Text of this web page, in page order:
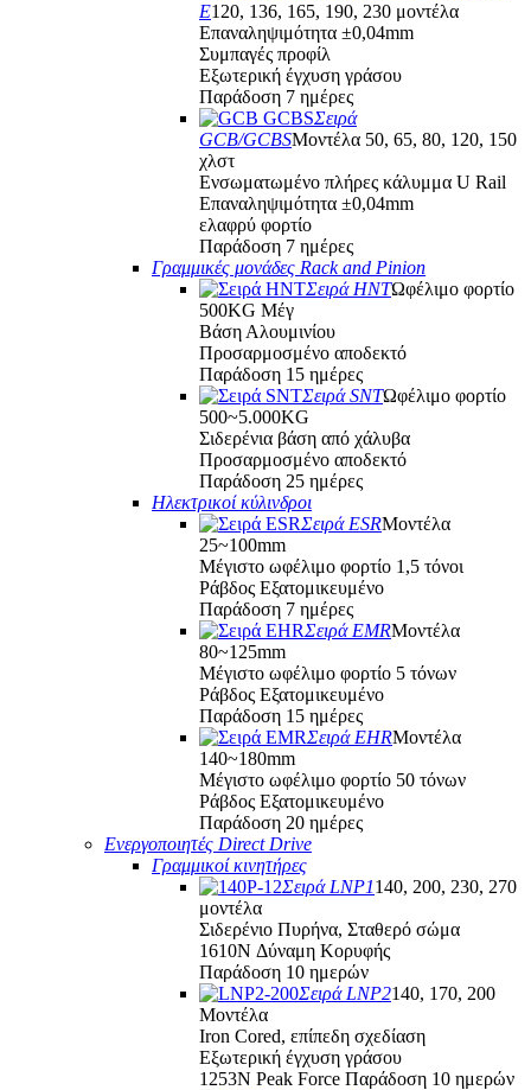
E120, 136, 165, 190, 230 μοντέλα
Επαναληψιμότητα ±0,04mm
Συμπαγές προφίλ
Εξωτερική έγχυση γράσου
Παράδοση 7 ημέρες
Σειρά
GCB/GCBSΜοντέλα 50, 65, 80, 120, 150
χλστ
Ενσωματωμένο πλήρες κάλυμμα U Rail
Επαναληψιμότητα ±0,04mm
ελαφρύ φορτίο
Παράδοση 7 ημέρες
Γραμμικές μονάδες Rack and Pinion
Σειρά HNTΩφέλιμο φορτίο
500KG Μέγ
Βάση Αλουμινίου
Προσαρμοσμένο αποδεκτό
Παράδοση 15 ημέρες
Σειρά SNTΩφέλιμο φορτίο
500~5.000KG
Σιδερένια βάση από χάλυβα
Προσαρμοσμένο αποδεκτό
Παράδοση 25 ημέρες
Ηλεκτρικοί κύλινδροι
Σειρά ESRΜοντέλα
25~100mm
Μέγιστο ωφέλιμο φορτίο 1,5 τόνοι
Ράβδος Εξατομικευμένο
Παράδοση 7 ημέρες
Σειρά EMRΜοντέλα
80~125mm
Μέγιστο ωφέλιμο φορτίο 5 τόνων
Ράβδος Εξατομικευμένο
Παράδοση 15 ημέρες
Σειρά EHRΜοντέλα
140~180mm
Μέγιστο ωφέλιμο φορτίο 50 τόνων
Ράβδος Εξατομικευμένο
Παράδοση 20 ημέρες
Ενεργοποιητές Direct Drive
Γραμμικοί κινητήρες
Σειρά LNP1140, 200, 230, 270
μοντέλα
Σιδερένιο Πυρήνα, Σταθερό σώμα
1610N Δύναμη Κορυφής
Παράδοση 10 ημερών
Σειρά LNP2140, 170, 200
Μοντέλα
Iron Cored, επίπεδη σχεδίαση
Εξωτερική έγχυση γράσου
1253N Peak Force Παράδοση 10 ημερών